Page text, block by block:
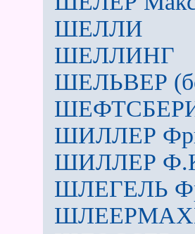
ШЕЛЛИ
ШЕЛЛИНГ
ШЕЛЬВЕР
ШИЛЛЕР
ШИЛЛЕР
ШЛЕГЕЛЬ